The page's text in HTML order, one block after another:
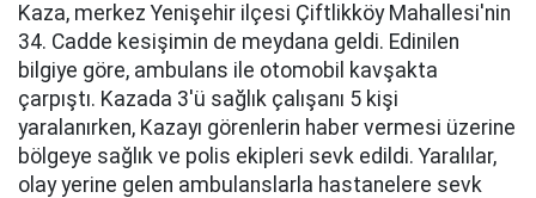
Kaza, merkez Yenişehir ilçesi Çiftlikköy Mahallesi'nin
34. Cadde kesişimin de meydana geldi. Edinilen
bilgiye göre, ambulans ile otomobil kavşakta
çarpıştı. Kazada 3'ü sağlık çalışanı 5 kişi
yaralanırken, Kazayı görenlerin haber vermesi üzerine
bölgeye sağlık ve polis ekipleri sevk edildi. Yaralılar,
olay yerine gelen ambulanslarla hastanelere sevk